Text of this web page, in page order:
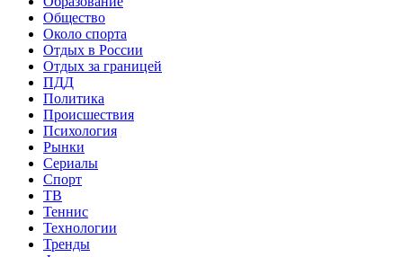
Общество
Около спорта
Отдых в России
Отдых за границей
ПДД
Политика
Происшествия
Психология
Рынки
Сериалы
Спорт
ТВ
Теннис
Технологии
Тренды